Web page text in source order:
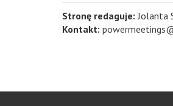
Stronę redaguje: Jolanta
Kontakt: